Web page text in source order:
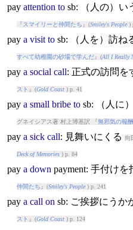
pay attention tosb: （人の）い
『 スマイリーと仲間たち 』(Smiley's People)
pay a visit tosb: （人を）訪ね
すべて幼稚園の砂場で学んだ』(All I Really
pay a social call: 正式の訪問を
スト 』(Gold Coast) p. 41
pay a small bribe tosb: （人に
グネイシアス著 村上博基訳 『無邪気の報酬
pay a sick call: 見舞いにくる 向
Deck of Memories) p. 84
pay a down payment: 手付けを
仲間たち 』(Smiley's People) p. 241
pay a call onsb: ご挨拶にうか
スト 』(Gold Coast) p. 124